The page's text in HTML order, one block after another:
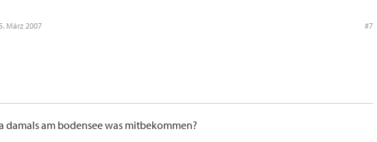
März 2007 #7
damals am bodensee was mitbekommen?